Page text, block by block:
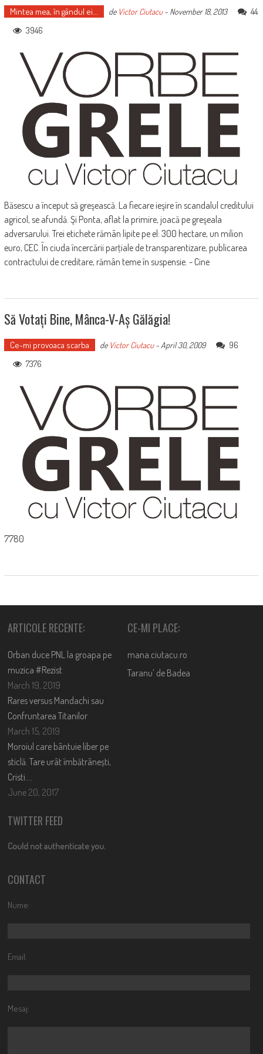
Mintea mea, în gândul ei... de Victor Ciutacu- November 18, 2013
44
3946
Băsescu a început să greşească. La fiecare ieşire în scandalul creditului
agricol, se afundă. Şi Ponta, aflat la primire, joacă pe greşeala
adversarului. Trei etichete rămân lipite pe el: 300 hectare, un milion
euro, CEC. În ciuda încercării parţiale de transparentizare, publicarea
contractului de creditare, rămân teme în suspensie. - Cine
Să Votați Bine, Mânca-V-Aș Gălăgia!
Ce-mi provoaca scarba de Victor Ciutacu-April 30, 2009
96
7376
7780
ARTICOLE RECENTE:
Orban duce PNL la groapa pe
muzica #Rezist
March 19, 2019
Rares versus Mandachi sau
Confruntarea Titanilor
March 15, 2019
Moroiul care bântuie liber pe
sticlă. Tare urât îmbătrânești,
Cristi….
June 20, 2017
CE-MI PLACE:
mana.ciutacu.ro
Taranu’ de Badea
TWITTER FEED
Could not authenticate you.
CONTACT
Nume:
Email:
Mesaj: